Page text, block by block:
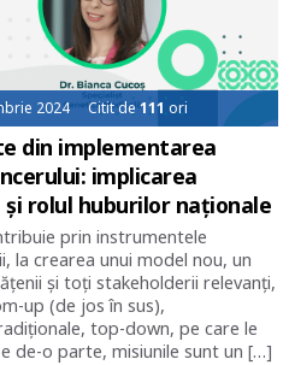
2024 Citit de111 ori
din implementarea
implicarea
rolul huburilor naționale
prin instrumentele
la crearea unui model nou, un
și toți stakeholderii relevanți,
up (de jos în sus),
top-down, pe care le
de-o parte, misiunile sunt un […]